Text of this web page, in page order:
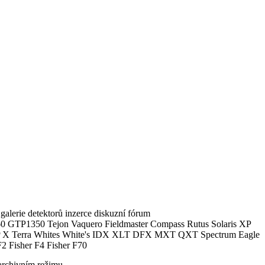
detektorů inzerce diskuzní fórum
Tejon Vaquero Fieldmaster Compass Rutus Solaris XP
Terra Whites White's IDX XLT DFX MXT QXT Spectrum Eagle
Fisher F4 Fisher F70